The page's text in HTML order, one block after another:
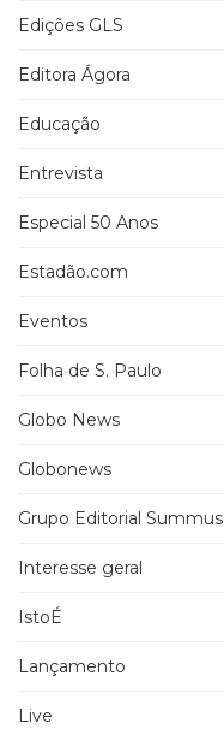
Edições GLS
Editora Ágora
Educação
Entrevista
Especial 50 Anos
Estadão.com
Eventos
Folha de S. Paulo
Globo News
Globonews
Grupo Editorial Summus
Interesse geral
IstoÉ
Lançamento
Live